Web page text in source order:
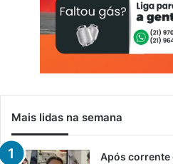
Mais lidas na semana
Após corrente